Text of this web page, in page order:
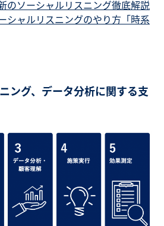
のソーシャルリスニング徹底解説
シャルリスニングのやり方「時系
ング、データ分析に関する支